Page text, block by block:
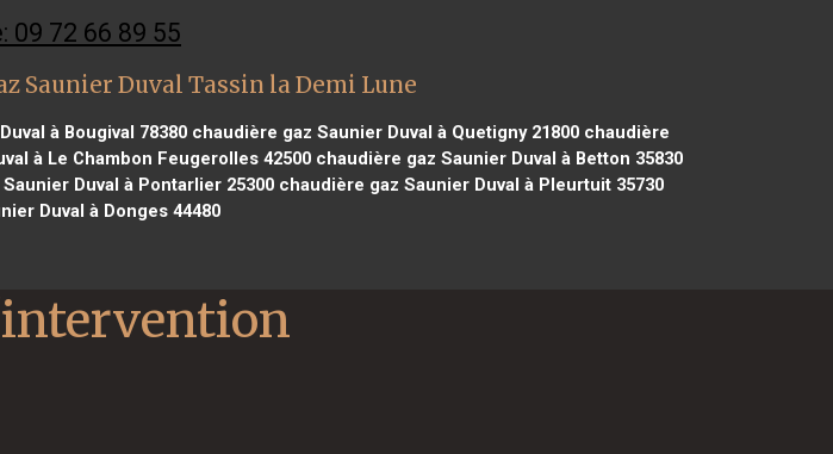
09 72 66 89 55
Saunier Duval Tassin la Demi Lune
à Bougival 78380 chaudière gaz Saunier Duval à Quetigny 21800 chaudière
à Le Chambon Feugerolles 42500chaudière gaz Saunier Duval à Betton 35830
Duval à Pontarlier 25300 chaudière gaz Saunier Duval à Pleurtuit 35730
Duval à Donges 44480